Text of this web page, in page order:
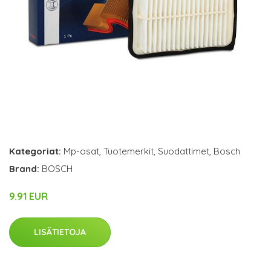
Kategoriat: Mp-osat, Tuotemerkit, Suodattimet, Bosch
Brand: BOSCH
9.91 EUR
LISÄTIETOJA